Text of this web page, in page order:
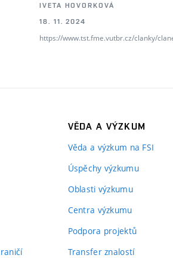
IVETA HOVORKOVÁ
18. 11. 2024
https://www.tst.fme.vutbr.cz/clanky/
VĚDA A VÝZKUM
Věda a výzkum na FSI
Úspěchy výzkumu
Oblasti výzkumu
Centra výzkumu
Podpora projektů
Transfer znalostí